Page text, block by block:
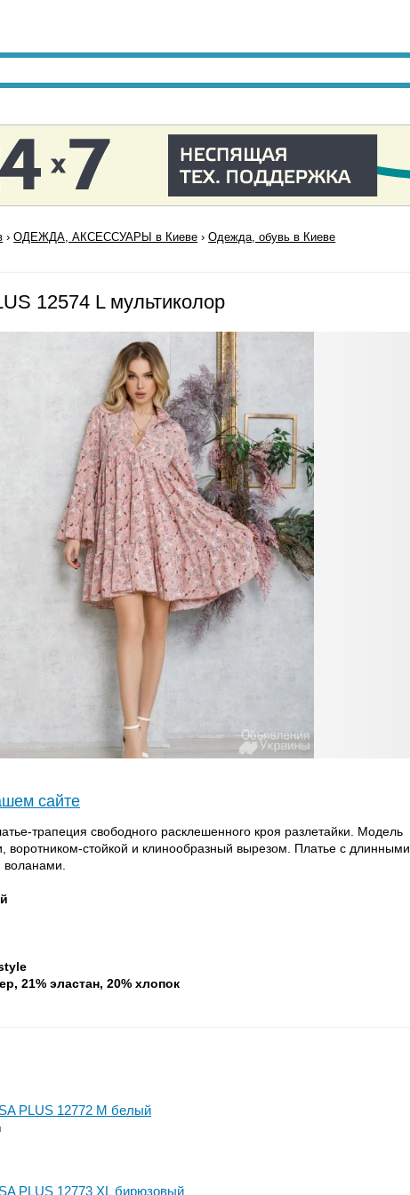
›ОДЕЖДА, АКСЕССУАРЫ в Киеве ›Одежда, обувь в Киеве
12574 L мультиколор
сайте
трапеция свободного расклешенного кроя разлетайки. Модель
воротником-стойкой и клинообразный вырезом. Платье с длинными
21% эластан, 20% хлопок
PLUS 12772 M белый
PLUS 12773 XL бирюзовый